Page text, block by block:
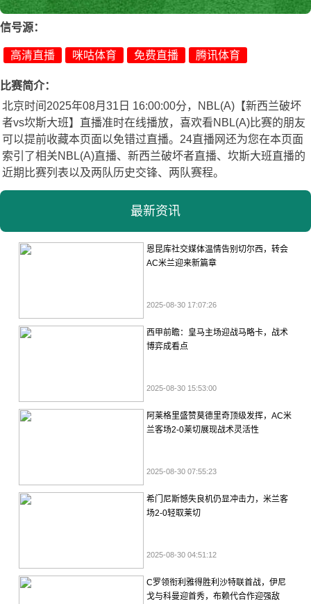
信号源：
高清直播 咪咕体育 免费直播 腾讯体育
比赛简介：
北京时间2025年08月31日 16:00:00分，NBL(A)【新西兰破坏
者vs坎斯大班】直播准时在线播放，喜欢看NBL(A)比赛的朋友
可以提前收藏本页面以免错过直播。24直播网还为您在本页面
索引了相关NBL(A)直播、新西兰破坏者直播、坎斯大班直播的
近期比赛列表以及两队历史交锋、两队赛程。
最新资讯
恩昆库社交媒体温情告别切尔西，转会
AC米兰迎来新篇章
2025-08-30 17:07:26
西甲前瞻：皇马主场迎战马略卡，战术
博弈成看点
2025-08-30 15:53:00
阿莱格里盛赞莫德里奇顶级发挥，AC米
兰客场2-0莱切展现战术灵活性
2025-08-30 07:55:23
希门尼斯憾失良机仍显冲击力，米兰客
场2-0轻取莱切
2025-08-30 04:51:12
C罗领衔利雅得胜利沙特联首战，伊尼
戈与科曼迎首秀，布赖代合作迎强敌